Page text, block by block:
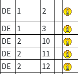
DE
1 2
DE
1 3
DE
2 10
DE
2 11
DE
2 12